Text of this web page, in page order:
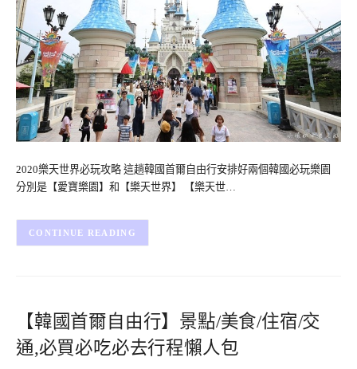
2020樂天世界必玩攻略 這趟韓國首爾自由行安排好兩個韓國必玩樂園
分別是【愛寶樂園】和【樂天世界】 【樂天世…
CONTINUE READING
【韓國首爾自由行】景點/美食/住宿/交
通,必買必吃必去行程懶人包